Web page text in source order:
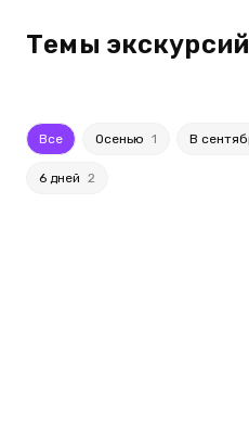
Темы
Все Осенью 1 В
6 дней 2